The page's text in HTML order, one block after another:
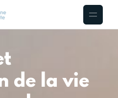
de la vie